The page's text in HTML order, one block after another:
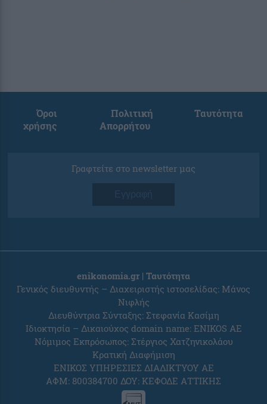
Όροι
χρήσης
Πολιτική
Απορρήτου
Ταυτότητα
Γραφτείτε στο newsletter μας
Εγγραφή
enikonomia.gr | Ταυτότητα
Γενικός διευθυντής – Διαχειριστής ιστοσελίδας: Μάνος
Νιφλής
Διευθύντρια Σύνταξης: Στεφανία Κασίμη
Ιδιοκτησία – Δικαιούχος domain name: ENIKOS AE
Νόμιμος Εκπρόσωπος: Στέργιος Χατζηνικολάου
Κρατική Διαφήμιση
ΕΝΙΚΟΣ ΥΠΗΡΕΣΙΕΣ ΔΙΑΔΙΚΤΥΟΥ ΑΕ
ΑΦΜ: 800384700 ΔΟΥ: ΚΕΦΟΔΕ ΑΤΤΙΚΗΣ